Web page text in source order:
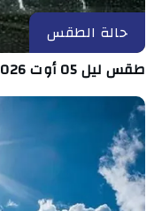
حالة الطقس
طقس ليل 05 أوت 2026.. خلايا رعدية مصحوبة بأمطار